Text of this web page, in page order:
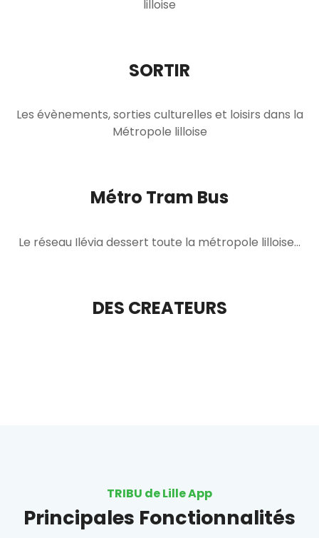
lilloise
SORTIR
Les évènements, sorties culturelles et loisirs dans la
Métropole lilloise
Métro Tram Bus
Le réseau Ilévia dessert toute la métropole lilloise…
DES CREATEURS
TRIBU de Lille App
Principales Fonctionnalités